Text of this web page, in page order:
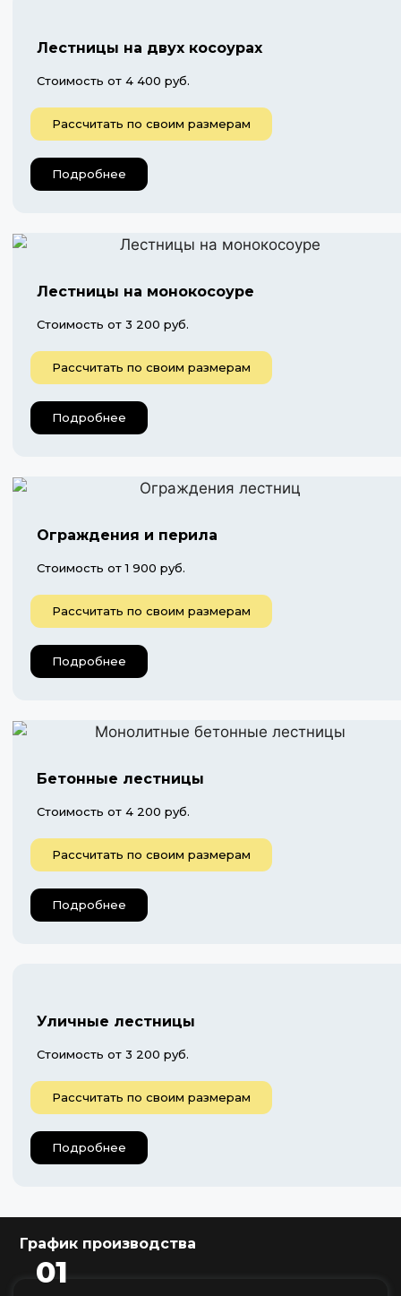
Лестницы на двух косоурах
Стоимость от 4 400 руб.
Рассчитать по своим размерам
Подробнее
Лестницы на монокосоуре
Стоимость от 3 200 руб.
Рассчитать по своим размерам
Подробнее
Ограждения и перила
Стоимость от 1 900 руб.
Рассчитать по своим размерам
Подробнее
Бетонные лестницы
Стоимость от 4 200 руб.
Рассчитать по своим размерам
Подробнее
Уличные лестницы
Стоимость от 3 200 руб.
Рассчитать по своим размерам
Подробнее
График производства
01